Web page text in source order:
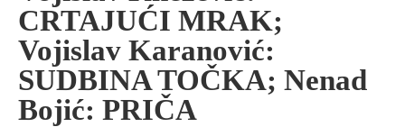
CRTAJUĆI MRAK;
Vojislav Karanović:
SUDBINA TOČKA; Nenad
Bojić: PRIČA